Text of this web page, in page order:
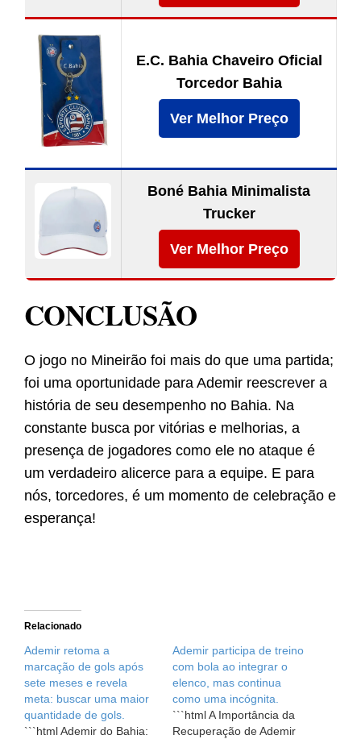
E.C. Bahia Chaveiro Oficial
Torcedor Bahia
Ver Melhor Preço
Boné Bahia Minimalista
Trucker
Ver Melhor Preço
CONCLUSÃO
O jogo no Mineirão foi mais do que uma partida;
foi uma oportunidade para Ademir reescrever a
história de seu desempenho no Bahia. Na
constante busca por vitórias e melhorias, a
presença de jogadores como ele no ataque é
um verdadeiro alicerce para a equipe. E para
nós, torcedores, é um momento de celebração e
esperança!
Relacionado
Ademir retoma a
marcação de gols após
sete meses e revela
meta: buscar uma maior
quantidade de gols.
```html Ademir do Bahia:
Ademir participa de treino
com bola ao integrar o
elenco, mas continua
como uma incógnita.
```html A Importância da
Recuperação de Ademir